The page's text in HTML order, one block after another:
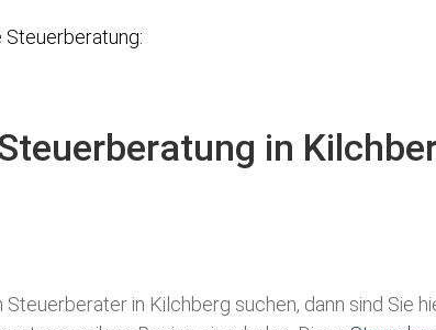
in
Steuerberater in Kilchberg suchen, dann sind Sie